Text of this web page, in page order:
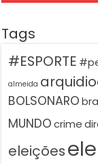
Tags
#ESPORTE
almeida
BOLSONARO
MUNDO crime
eleições